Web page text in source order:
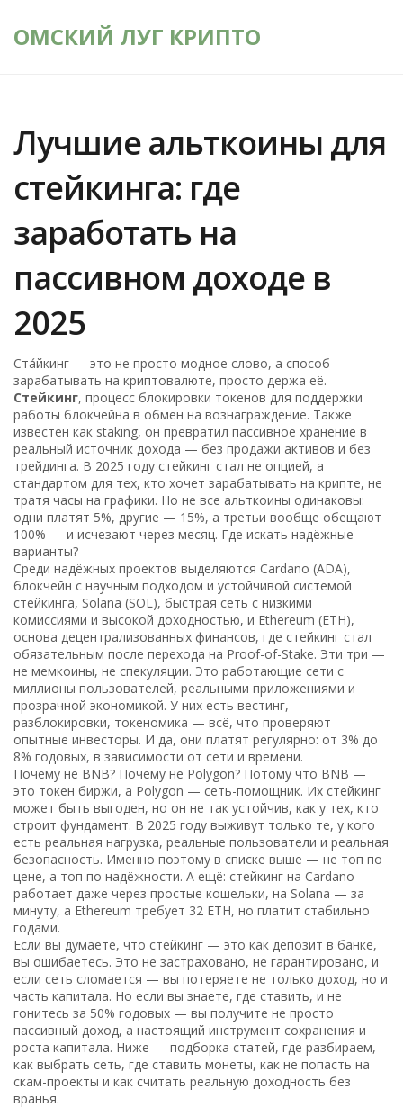
ОМСКИЙ ЛУГ КРИПТО
Лучшие альткоины для
стейкинга: где
заработать на
пассивном доходе в
2025
Ста́йкинг — это не просто модное слово, а способ
зарабатывать на криптовалюте, просто держа её.
Стейкинг,процесс блокировки токенов для поддержки
работы блокчейна в обмен на вознаграждение. Также
известен как staking, он превратил пассивное хранение в
реальный источник дохода — без продажи активов и без
трейдинга. В 2025 году стейкинг стал не опцией, а
стандартом для тех, кто хочет зарабатывать на крипте, не
тратя часы на графики. Но не все альткоины одинаковы:
одни платят 5%, другие — 15%, а третьи вообще обещают
100% — и исчезают через месяц. Где искать надёжные
варианты?
Среди надёжных проектов выделяются Cardano (ADA),
блокчейн с научным подходом и устойчивой системой
стейкинга, Solana (SOL), быстрая сеть с низкими
комиссиями и высокой доходностью, и Ethereum (ETH),
основа децентрализованных финансов, где стейкинг стал
обязательным после перехода на Proof-of-Stake. Эти три —
не мемкоины, не спекуляции. Это работающие сети с
миллионы пользователей, реальными приложениями и
прозрачной экономикой. У них есть вестинг,
разблокировки, токеномика — всё, что проверяют
опытные инвесторы. И да, они платят регулярно: от 3% до
8% годовых, в зависимости от сети и времени.
Почему не BNB? Почему не Polygon? Потому что BNB —
это токен биржи, а Polygon — сеть-помощник. Их стейкинг
может быть выгоден, но он не так устойчив, как у тех, кто
строит фундамент. В 2025 году выживут только те, у кого
есть реальная нагрузка, реальные пользователи и реальная
безопасность. Именно поэтому в списке выше — не топ по
цене, а топ по надёжности. А ещё: стейкинг на Cardano
работает даже через простые кошельки, на Solana — за
минуту, а Ethereum требует 32 ETH, но платит стабильно
годами.
Если вы думаете, что стейкинг — это как депозит в банке,
вы ошибаетесь. Это не застраховано, не гарантировано, и
если сеть сломается — вы потеряете не только доход, но и
часть капитала. Но если вы знаете, где ставить, и не
гонитесь за 50% годовых — вы получите не просто
пассивный доход, а настоящий инструмент сохранения и
роста капитала. Ниже — подборка статей, где разбираем,
как выбрать сеть, где ставить монеты, как не попасть на
скам-проекты и как считать реальную доходность без
вранья.